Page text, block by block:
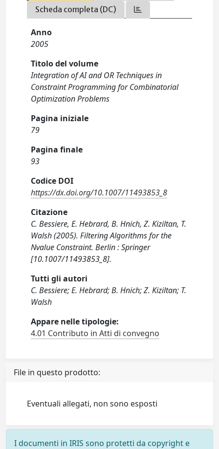
Scheda completa (DC)
Anno
2005
Titolo del volume
Integration of AI and OR Techniques in
Constraint Programming for Combinatorial
Optimization Problems
Pagina iniziale
79
Pagina finale
93
Codice DOI
https://dx.doi.org/10.1007/11493853_8
Citazione
C. Bessiere, E. Hebrard, B. Hnich, Z. Kiziltan, T.
Walsh (2005). Filtering Algorithms for the
Nvalue Constraint. Berlin : Springer
[10.1007/11493853_8].
Tutti gli autori
C. Bessiere; E. Hebrard; B. Hnich; Z. Kiziltan; T.
Walsh
Appare nelle tipologie:
4.01 Contributo in Atti di convegno
File in questo prodotto:
Eventuali allegati, non sono esposti
I documenti in IRIS sono protetti da copyright e